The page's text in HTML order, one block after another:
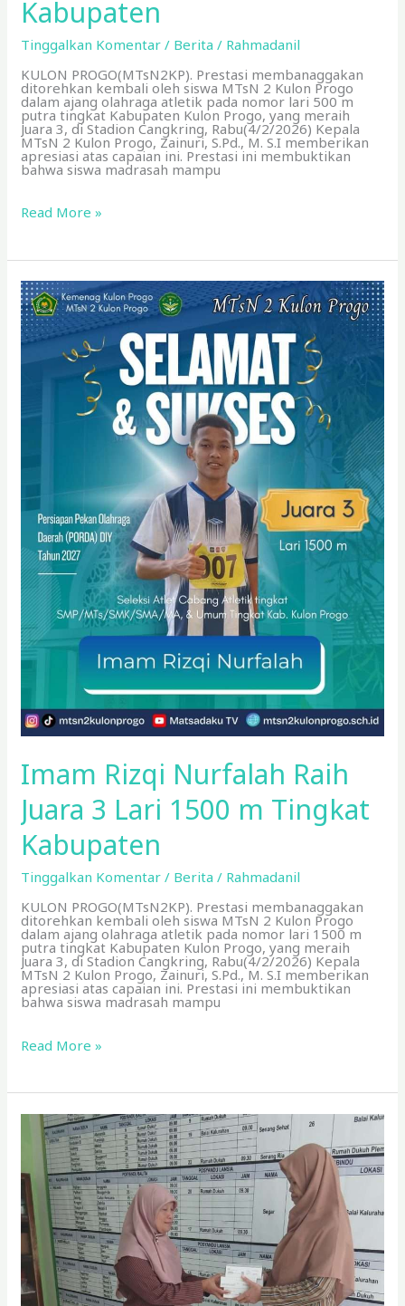
Kabupaten
Tinggalkan Komentar / Berita / Rahmadanil
KULON PROGO(MTsN2KP). Prestasi membanaggakan
ditorehkan kembali oleh siswa MTsN 2 Kulon Progo
dalam ajang olahraga atletik pada nomor lari 500 m
putra tingkat Kabupaten Kulon Progo, yang meraih
Juara 3, di Stadion Cangkring, Rabu(4/2/2026) Kepala
MTsN 2 Kulon Progo, Zainuri, S.Pd., M. S.I memberikan
apresiasi atas capaian ini. Prestasi ini membuktikan
bahwa siswa madrasah mampu
Read More »
Imam Rizqi Nurfalah Raih
Juara 3 Lari 1500 m Tingkat
Kabupaten
Tinggalkan Komentar / Berita / Rahmadanil
KULON PROGO(MTsN2KP). Prestasi membanaggakan
ditorehkan kembali oleh siswa MTsN 2 Kulon Progo
dalam ajang olahraga atletik pada nomor lari 1500 m
putra tingkat Kabupaten Kulon Progo, yang meraih
Juara 3, di Stadion Cangkring, Rabu(4/2/2026) Kepala
MTsN 2 Kulon Progo, Zainuri, S.Pd., M. S.I memberikan
apresiasi atas capaian ini. Prestasi ini membuktikan
bahwa siswa madrasah mampu
Imam
Rizqi
Nurfalah
Raih
Juara
Lari
Kabupaten
Read More »
Sinergi
kesehatan:
MTsN
Kulon
Progo
Terima
Tablet
Tambah
Darah
dari
Puskesmas
Temon
II